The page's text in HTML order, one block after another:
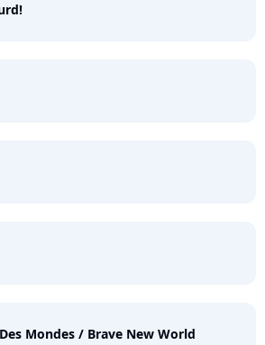
Mondes / Brave New World